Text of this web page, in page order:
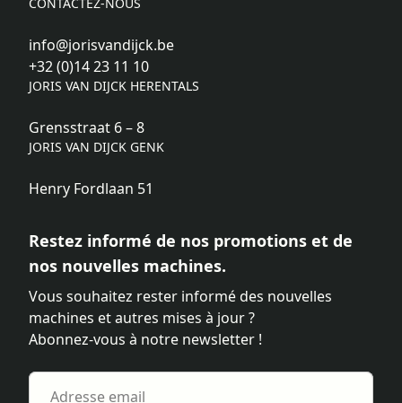
info@jorisvandijck.be
+32 (0)14 23 11 10
JORIS VAN DIJCK HERENTALS
Grensstraat 6 – 8
JORIS VAN DIJCK GENK
Henry Fordlaan 51
Restez informé de nos promotions et de
nos nouvelles machines.
Vous souhaitez rester informé des nouvelles
machines et autres mises à jour ?
Abonnez-vous à notre newsletter !